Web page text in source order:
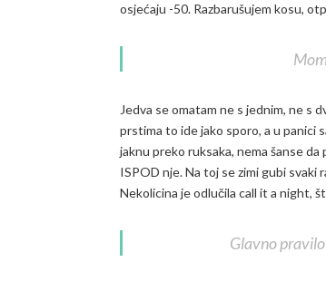
osjećaju -50. Razbarušujem kosu,
Jedva se omatam ne s jednim, ne s
prstima to ide jako sporo, a u panici
jaknu preko ruksaka, nema šanse
ISPOD nje. Na toj se zimi gubi svaki
Nekolicina je odlučila call it a night,
Glavno